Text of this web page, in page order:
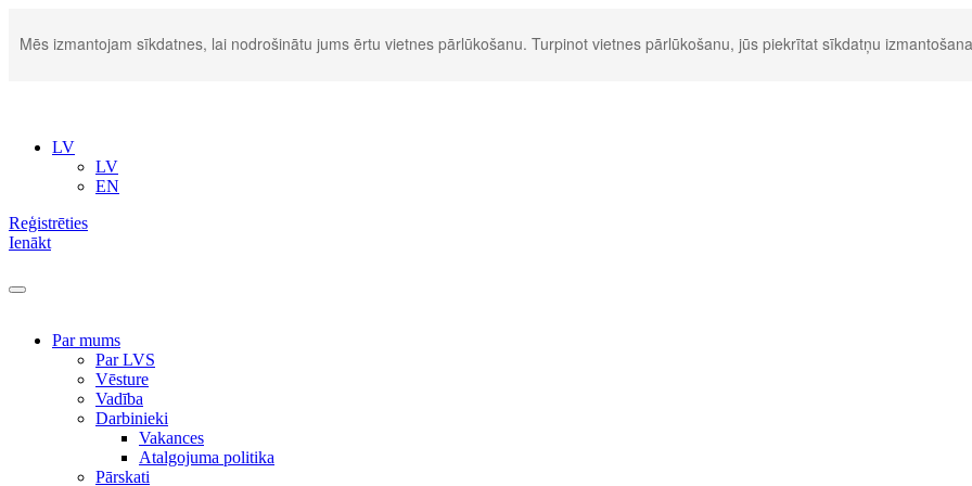
Mēs izmantojam sīkdatnes, lai nodrošinātu jums ērtu vietnes pārlūkošanu. Turpinot vietnes pārlūkošanu, jūs piekrītat sīkdatņu
LV
LV
EN
Reģistrēties
Ienākt
Par mums
Par LVS
Vēsture
Vadība
Darbinieki
Vakances
Atalgojuma politika
Pārskati